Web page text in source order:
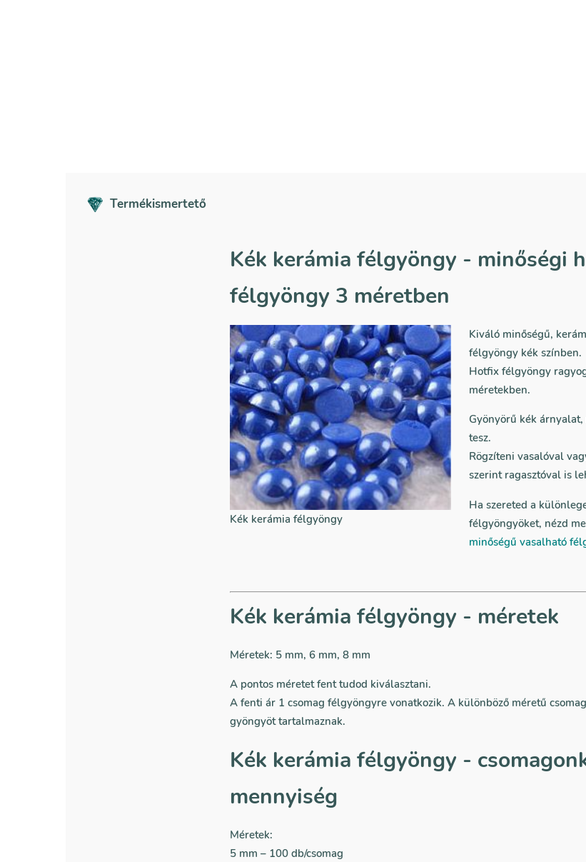
Termékismertető
Kék kerámia félgyöngy - minőségi
félgyöngy 3 méretben
Kék kerámia félgyöngy
Kiváló minőségű,
félgyöngy kék színben.
Hotfix félgyöngy
méretekben.
Gyönyörű kék
tesz.
Rögzíteni vasalóval
szerint ragasztóval is
Ha szereted a
félgyöngyöket, nézd
minőségű vasalható
Kék kerámia félgyöngy - méretek
Méretek: 5 mm, 6 mm, 8 mm
A pontos méretet fent tudod kiválasztani.
A fenti ár 1 csomag félgyöngyre vonatkozik. A különböző méretű
gyöngyöt tartalmaznak.
Kék kerámia félgyöngy -
mennyiség
Méretek:
5 mm – 100 db/csomag